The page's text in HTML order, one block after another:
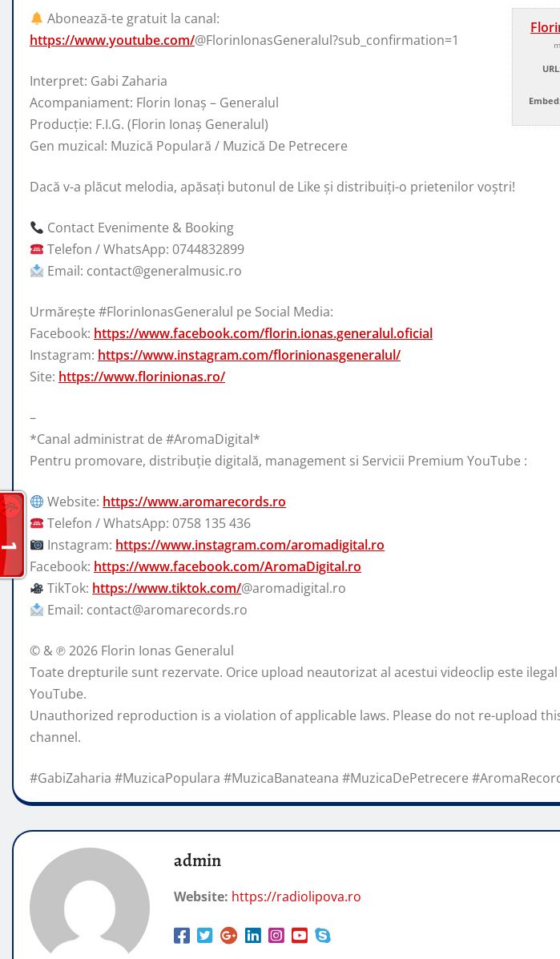
Abonează-te gratuit la canal:
https://www.youtube.com/@FlorinIonasGeneralul?sub_confirmation=1
Interpret: Gabi Zaharia
Acompaniament: Florin Ionaș – Generalul
Producție: F.I.G. (Florin Ionaș Generalul)
Gen muzical: Muzică Populară / Muzică De Petrecere
Dacă v-a plăcut melodia, apăsați butonul de Like și distribuiți-o prietenilor voștri!
Contact Evenimente & Booking
Telefon / WhatsApp: 0744832899
Email: contact@generalmusic.ro
Urmărește #FlorinIonasGeneralul pe Social Media:
Facebook: https://www.facebook.com/florin.ionas.generalul.oficial
Instagram: https://www.instagram.com/florinionasgeneralul/
Site: https://www.florinionas.ro/
–
*Canal administrat de #AromaDigital*
Pentru promovare, distribuție digitală, management si Servicii Premium YouTube :
Website: https://www.aromarecords.ro
Telefon / WhatsApp: 0758 135 436
Instagram: https://www.instagram.com/aromadigital.ro
Facebook: https://www.facebook.com/AromaDigital.ro
TikTok: https://www.tiktok.com/@aromadigital.ro
Email: contact@aromarecords.ro
© & ℗ 2026 Florin Ionas Generalul
Toate drepturile sunt rezervate. Orice upload neautorizat al acestui videoclip este
YouTube.
Unauthorized reproduction is a violation of applicable laws. Please do not re-upload
channel.
#GabiZaharia #MuzicaPopulara #MuzicaBanateana #MuzicaDePetrecere
admin
Website: https://radiolipova.ro